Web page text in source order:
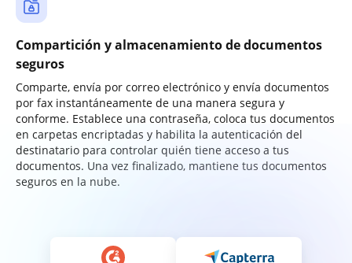
Compartición y almacenamiento de documentos
seguros
Comparte, envía por correo electrónico y envía documentos
por fax instantáneamente de una manera segura y
conforme. Establece una contraseña, coloca tus documentos
en carpetas encriptadas y habilita la autenticación del
destinatario para controlar quién tiene acceso a tus
documentos. Una vez finalizado, mantiene tus documentos
seguros en la nube.